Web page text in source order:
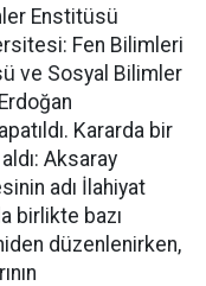
Enstitüsü
Fen Bilimleri
ve Sosyal Bilimler
Kararda bir
Aksaray
adı İlahiyat
birlikte bazı
düzenlenirken,